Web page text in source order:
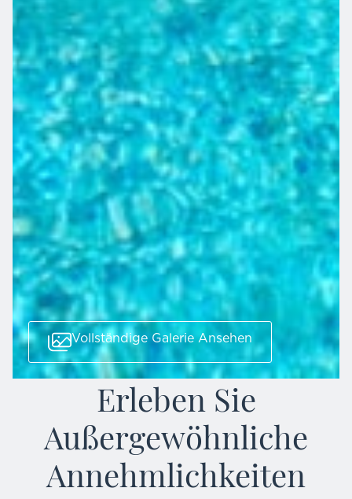
Vollständige Galerie Ansehen
Erleben Sie
Außergewöhnliche
Annehmlichkeiten